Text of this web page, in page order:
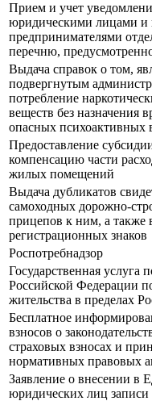
Прием и учет
юридическими лицами и
предпринимателями
перечню,
Выдача справок о том,
подвергнутым
потребление
веществ без назначения
опасных психоактивных
Предоставление
компенсацию части
жилых помещений
Выдача дубликатов
самоходных дорожно-
прицепов к ним, а также
регистрационных знаков
Роспотребнадзор
Государственная услуга
Российской Федерации
жительства в пределах
Бесплатное
взносов о
страховых взносах и
нормативных правовых
Заявление о внесении в
юридических лиц